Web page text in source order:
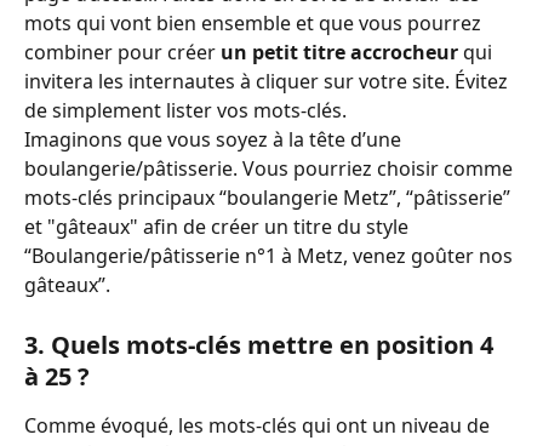
mots qui vont bien ensemble et que vous pourrez
combiner pour créer un petit titre accrocheur qui
invitera les internautes à cliquer sur votre site. Évitez
de simplement lister vos mots-clés.
Imaginons que vous soyez à la tête d’une
boulangerie/pâtisserie. Vous pourriez choisir comme
mots-clés principaux “boulangerie Metz”, “pâtisserie”
et "gâteaux" afin de créer un titre du style
“Boulangerie/pâtisserie n°1 à Metz, venez goûter nos
gâteaux”.
3. Quels mots-clés mettre en position 4
à 25 ?
Comme évoqué, les mots-clés qui ont un niveau de